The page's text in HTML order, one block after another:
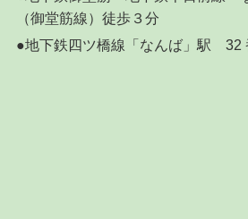
（御堂筋線）徒歩３分
●地下鉄四ツ橋線「なんば」駅